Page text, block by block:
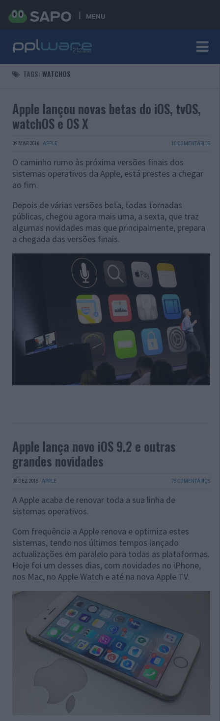
MENU
TAGS: WATCHOS
Apple lançou novas betas do iOS, tvOS,
watchOS e OS X
09 MAR 2016 · APPLE 10 COMENTÁRIOS
O caminho rumo às próxima versões finais dos
sistemas operativos da Apple, está prestes a chegar
ao fim.
Depois de várias versões beta, todas tornadas
públicas, chegou agora mais uma, a sexta, que traz
algumas novidades mas que principalmente, prepara
a chegada das versões finais.
Apple lança novo iOS 9.2 e outras
grandes novidades
08 DEZ 2015 · APPLE 75 COMENTÁRIOS
A Apple acaba de renovar toda a sua linha de
sistemas operativos.
Com frequência a Apple renova e optimiza estes
sistemas, tendo nos últimos tempos lançado
actualizações em paralelo para todas as plataformas.
Hoje foi um desses dias, com novidades no iPhone,
nos Mac, no Apple Watch e até na nova Apple TV.